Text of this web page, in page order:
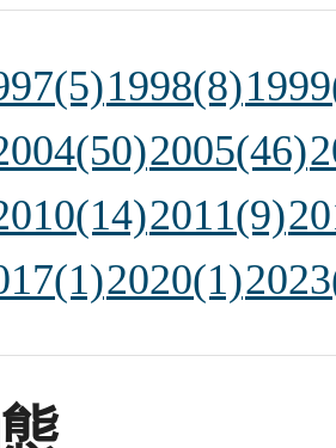
1998(8)
2005(46)
2011(9)
2020(1)